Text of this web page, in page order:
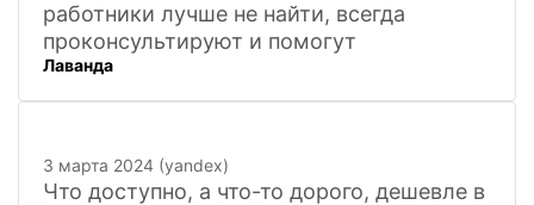
работники лучше не найти, всегда
проконсультируют и помогут
Лаванда
3 марта 2024 (yandex)
Что доступно, а что-то дорого, дешевле в